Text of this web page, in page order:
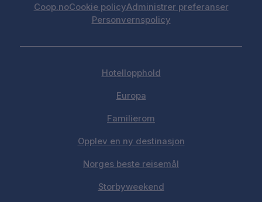
Coop.noCookie policyAdministrer preferanser
Personvernspolicy
Hotellopphold
Europa
Familierom
Opplev en ny destinasjon
Norges beste reisemål
Storbyweekend